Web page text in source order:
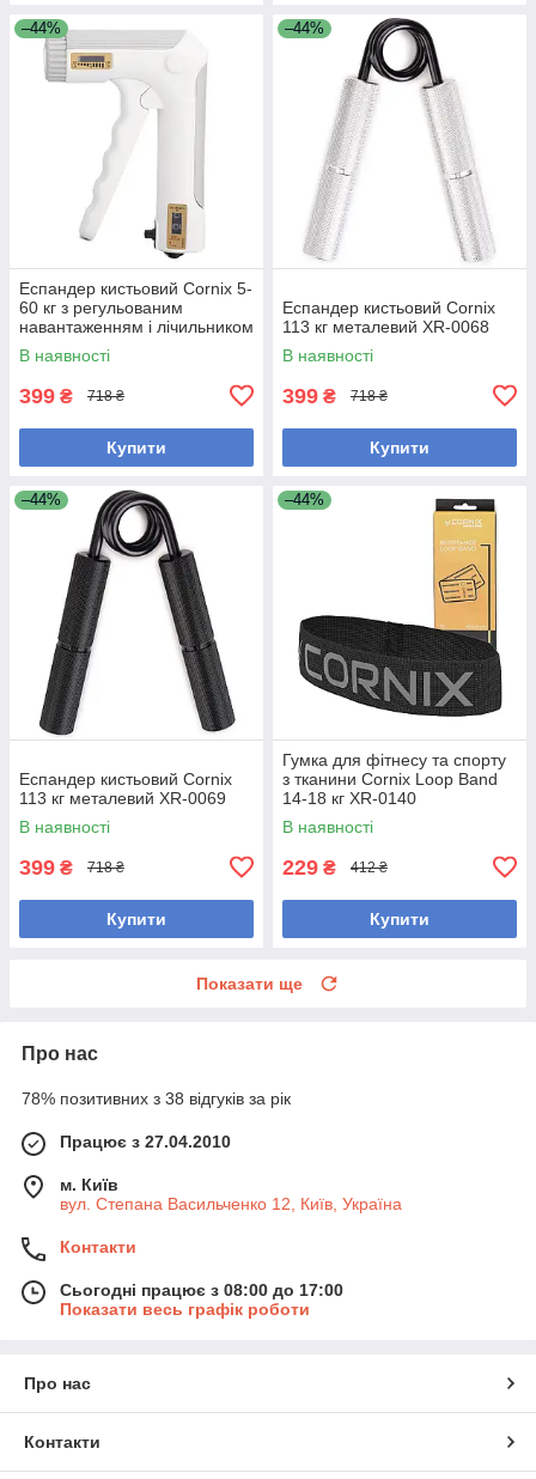
–44%
Еспандер кистьовий Cornix 5-
60 кг з регульованим
навантаженням і лічильником
XR-0279 White
В наявності
399 ₴ 718 ₴
Купити
–44%
Еспандер кистьовий Cornix
113 кг металевий XR-0068
В наявності
399 ₴ 718 ₴
Купити
–44%
Еспандер кистьовий Cornix
113 кг металевий XR-0069
В наявності
399 ₴ 718 ₴
Купити
–44%
Гумка для фітнесу та спорту
з тканини Cornix Loop Band
14-18 кг XR-0140
В наявності
229 ₴ 412 ₴
Купити
Показати ще
Про нас
78% позитивних з 38 відгуків за рік
Працює з 27.04.2010
м. Київ
вул. Степана Васильченко 12, Київ, Україна
Контакти
Сьогодні працює з 08:00 до 17:00
Показати весь графік роботи
Про нас
Контакти